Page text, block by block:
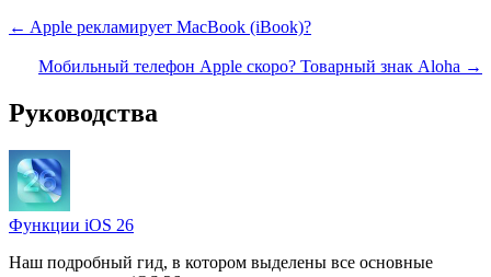
← Apple рекламирует MacBook (iBook)?
Мобильный телефон Apple скоро? Товарный знак Aloha →
Руководства
Функции iOS 26
Наш подробный гид, в котором выделены все основные